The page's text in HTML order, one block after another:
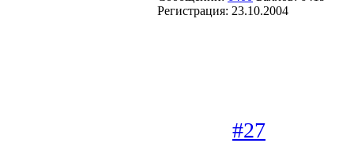
Регистрация: 23.10.2004
#27